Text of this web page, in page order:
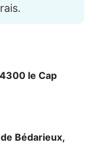
le Cap
Bédarieux,